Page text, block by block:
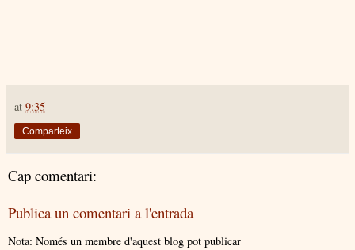
at 9:35
Comparteix
Cap comentari:
Publica un comentari a l'entrada
Nota: Només un membre d'aquest blog pot publicar